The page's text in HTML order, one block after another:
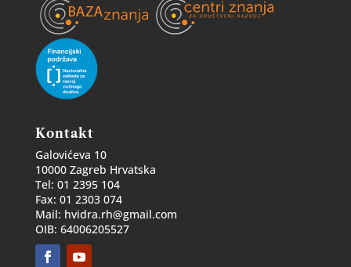
Kontakt
Galovićeva 10
10000 Zagreb Hrvatska
Tel: 01 2395 104
Fax: 01 2303 074
Mail: hvidra.rh@gmail.com
OIB: 64006205527